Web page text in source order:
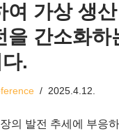
여 가상 생
을 간소화하
.
2025.4.12.
의 발전 추세에 부응